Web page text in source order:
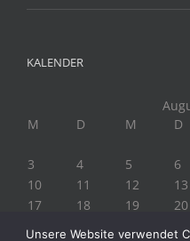
KALENDER
M
D M D
3
4 5 6
10
11 12 13
17
18 19 20
Unsere Website verwendet